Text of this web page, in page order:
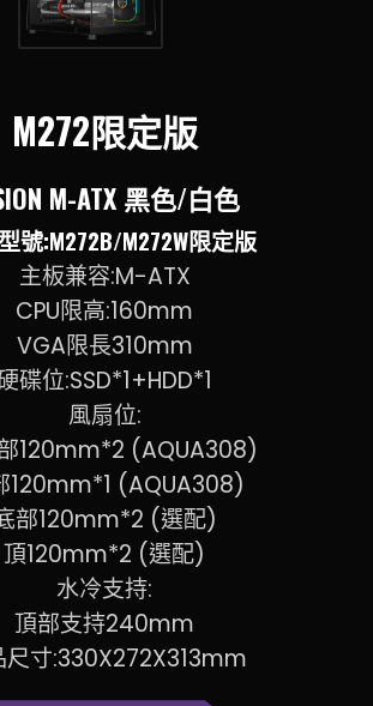
M272限定版
M-ATX 黑色/白色
號:M272B/M272W限定版
主板兼容:M-ATX
CPU限高:160mm
VGA限長310mm
碟位:SSD*1+HDD*1
風扇位:
120mm*2 (AQUA308)
120mm*1 (AQUA308)
部120mm*2 (選配)
頂120mm*2 (選配)
水冷支持:
頂部支持240mm
尺寸:330X272X313mm